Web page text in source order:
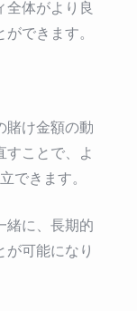
全体がより良
できます。
賭け金額の動
すことで、よ
できます。
緒に、長期的
可能になり